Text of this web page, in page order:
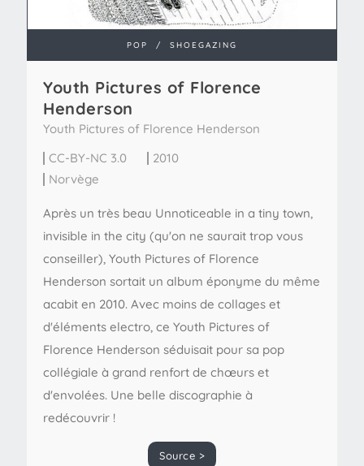
POP / SHOEGAZING
Youth Pictures of Florence
Henderson
Youth Pictures of Florence Henderson
CC-BY-NC 3.0
2010
Norvège
Après un très beau Unnoticeable in a tiny town,
invisible in the city (qu'on ne saurait trop vous
conseiller), Youth Pictures of Florence
Henderson sortait un album éponyme du même
acabit en 2010. Avec moins de collages et
d'éléments electro, ce Youth Pictures of
Florence Henderson séduisait pour sa pop
collégiale à grand renfort de chœurs et
d'envolées. Une belle discographie à
redécouvrir !
Source >